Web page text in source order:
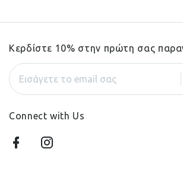
Κερδίστε 10% στην πρώτη σας
Connect with Us